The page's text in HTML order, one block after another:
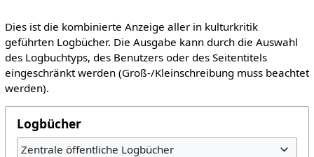
Dies ist die kombinierte Anzeige aller in kulturkritik
geführten Logbücher. Die Ausgabe kann durch die Auswahl
des Logbuchtyps, des Benutzers oder des Seitentitels
eingeschränkt werden (Groß-/Kleinschreibung muss beachtet
werden).
Logbücher
Zentrale öffentliche Logbücher